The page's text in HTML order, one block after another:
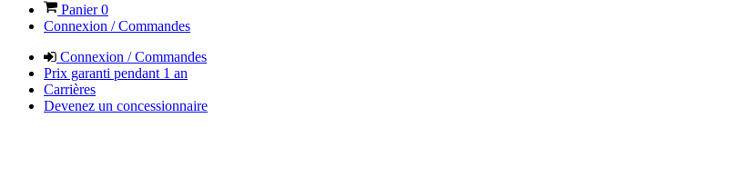
Panier0
Connexion / Commandes
Connexion / Commandes
Prix garanti pendant 1 an
Carrières
Devenez un concessionnaire